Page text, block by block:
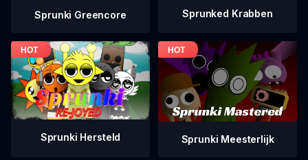
Sprunki Greencore Sprunked Krabben
Sprunki Hersteld Sprunki Meesterlijk